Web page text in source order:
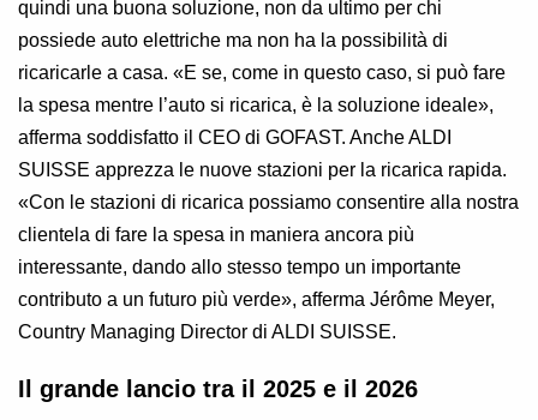
quindi una buona soluzione, non da ultimo per chi
possiede auto elettriche ma non ha la possibilità di
ricaricarle a casa. «E se, come in questo caso, si può fare
la spesa mentre l’auto si ricarica, è la soluzione ideale»,
afferma soddisfatto il CEO di GOFAST. Anche ALDI
SUISSE apprezza le nuove stazioni per la ricarica rapida.
«Con le stazioni di ricarica possiamo consentire alla nostra
clientela di fare la spesa in maniera ancora più
interessante, dando allo stesso tempo un importante
contributo a un futuro più verde», afferma Jérôme Meyer,
Country Managing Director di ALDI SUISSE.
Il grande lancio tra il 2025 e il 2026